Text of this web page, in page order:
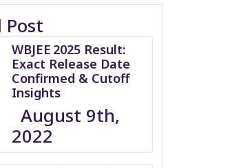
Post
WBJEE 2025 Result:
Exact Release Date
Confirmed & Cutoff
Insights
August 9th,
2022